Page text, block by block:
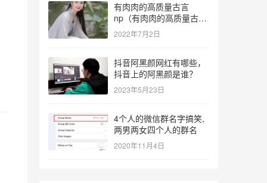
有肉肉的高质量古言
np（有肉肉的高质量古言
np推荐）
2022年7月2日
抖音阿黑颜网红有哪些，
抖音上的阿黑颜是谁？
2023年5月23日
4个人的微信群名字搞笑,
两男两女四个人的群名
2020年11月4日